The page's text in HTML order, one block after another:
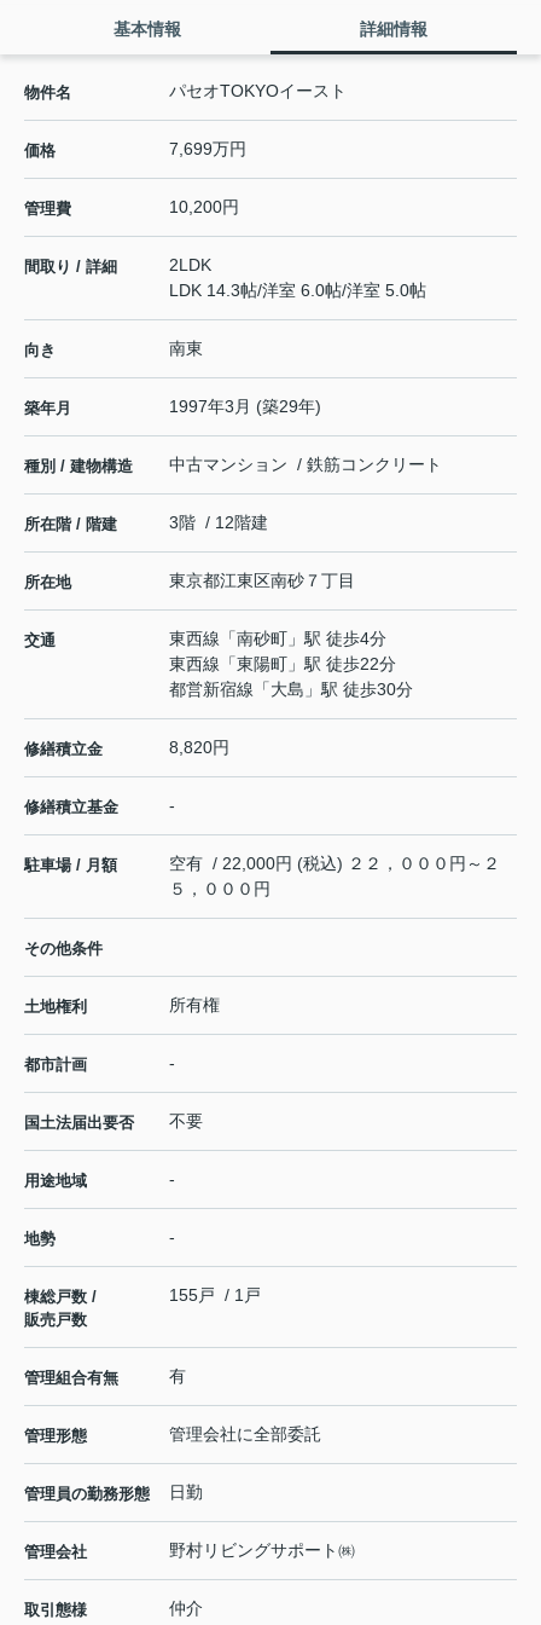
基本情報 詳細情報
物件名 パセオTOKYOイースト
価格 7,699万円
管理費 10,200円
間取り / 詳細
2LDK
LDK 14.3帖/洋室 6.0帖/洋室 5.0帖
向き 南東
築年月 1997年3月 (築29年)
種別 / 建物構造 中古マンション / 鉄筋コンクリート
所在階 / 階建 3階 / 12階建
所在地 東京都江東区南砂 ７丁目
交通 東西線 「南砂町 」駅 徒歩4分
東西線 「東陽町 」駅 徒歩22分
都営新宿線 「大島 」駅 徒歩30分
修繕積立金 8,820円
修繕積立基金 -
駐車場 / 月額
空有 / 22,000円 (税込) ２２，０００円～２
５，０００円
その他条件
土地権利 所有権
都市計画 -
国土法届出要否 不要
用途地域 -
地勢 -
棟総戸数 /
販売戸数
155戸 / 1戸
管理組合有無 有
管理形態 管理会社に全部委託
管理員の勤務形態 日勤
管理会社 野村リビングサポート㈱
取引態様 仲介